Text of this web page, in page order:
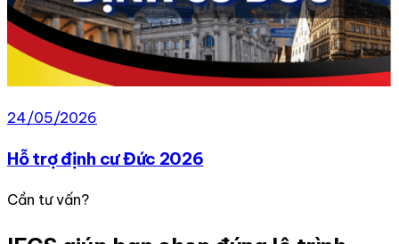
24/05/2026
Hỗ trợ định cư Đức 2026
Cần tư vấn?